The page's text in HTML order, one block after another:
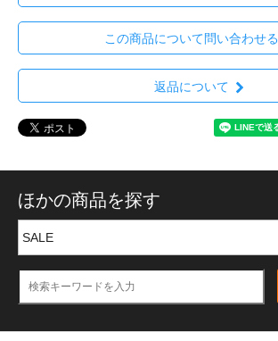
この商品について問い合わせる
返品について
ほかの商品を探す